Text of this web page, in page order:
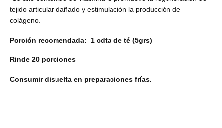
tejido articular dañado y estimulación la producción de
colágeno.
Porción recomendada: 1 cdta de té (5grs)
Rinde 20 porciones
Consumir disuelta en preparaciones frías.